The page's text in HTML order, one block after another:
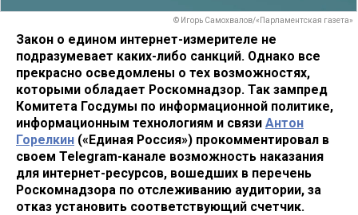
© Игорь Самохвалов/«Парламентская газета»
Закон о едином интернет-измерителе не
подразумевает каких-либо санкций. Однако все
прекрасно осведомлены о тех возможностях,
которыми обладает Роскомнадзор. Так зампред
Комитета Госдумы по информационной политике,
информационным технологиям и связи Антон
Горелкин («Единая Россия») прокомментировал в
своем Telegram-канале возможность наказания
для интернет-ресурсов, вошедших в перечень
Роскомнадзора по отслеживанию аудитории, за
отказ установить соответствующий счетчик.